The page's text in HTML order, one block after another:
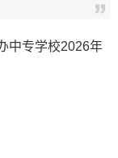
中专学校2026年